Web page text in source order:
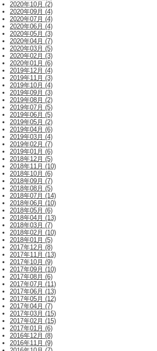
2020年10月 (2)
2020年09月 (4)
2020年07月 (4)
2020年06月 (4)
2020年05月 (3)
2020年04月 (7)
2020年03月 (5)
2020年02月 (3)
2020年01月 (6)
2019年12月 (4)
2019年11月 (3)
2019年10月 (4)
2019年09月 (3)
2019年08月 (2)
2019年07月 (5)
2019年06月 (5)
2019年05月 (2)
2019年04月 (6)
2019年03月 (4)
2019年02月 (7)
2019年01月 (6)
2018年12月 (5)
2018年11月 (10)
2018年10月 (6)
2018年09月 (7)
2018年08月 (5)
2018年07月 (14)
2018年06月 (10)
2018年05月 (6)
2018年04月 (13)
2018年03月 (7)
2018年02月 (10)
2018年01月 (5)
2017年12月 (8)
2017年11月 (13)
2017年10月 (9)
2017年09月 (10)
2017年08月 (6)
2017年07月 (11)
2017年06月 (13)
2017年05月 (12)
2017年04月 (7)
2017年03月 (15)
2017年02月 (15)
2017年01月 (6)
2016年12月 (8)
2016年11月 (9)